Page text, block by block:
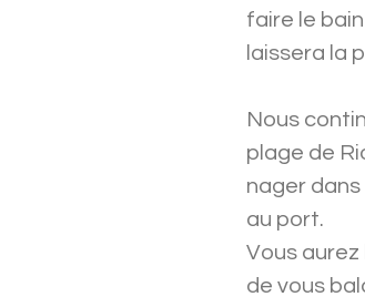
faire le
laissera la
Nous
plage de
nager
au port.
Vous aurez
de vous